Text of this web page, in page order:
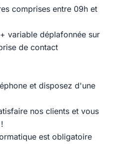
comprises entre 09h et
variable déplafonnée sur
de contact
et disposez d'une
nos clients et vous
est obligatoire